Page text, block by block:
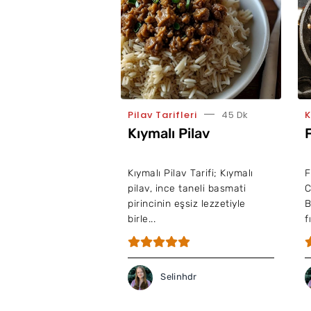
Pilav Tarifleri 45 Dk
Kıymalı Pilav
Kıymalı Pilav Tarifi; Kıymalı
pilav, ince taneli basmati
pirincinin eşsiz lezzetiyle
birle...
Selinhdr